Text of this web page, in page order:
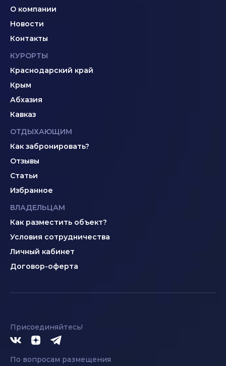
О компании
Новости
Контакты
КУРОРТЫ
Краснодарский край
Крым
Абхазия
Кавказ
ОТДЫХАЮЩИМ
Как забронировать?
Отзывы
Статьи
Избранное
ВЛАДЕЛЬЦАМ
Как разместить объект?
Условия сотрудничества
Личный кабинет
Договор-оферта
Присоединяйтесь!
По вопросам размещения